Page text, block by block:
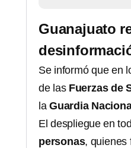
Guanajuato
Se informó que en
de las Fuerzas de
la Guardia
El despliegue en
personas, quienes